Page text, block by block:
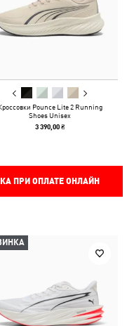
Pounce Lite 2 Running
Shoes Unisex
3 390,00 ₴
ПРИ ОПЛАТЕ ОНЛАЙН